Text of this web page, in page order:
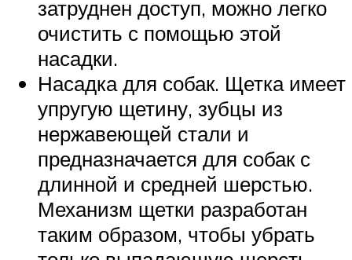
затруднен доступ, можно легко
очистить с помощью этой
насадки.
Насадка для собак. Щетка имеет
упругую щетину, зубцы из
нержавеющей стали и
предназначается для собак с
длинной и средней шерстью.
Механизм щетки разработан
таким образом, чтобы убрать